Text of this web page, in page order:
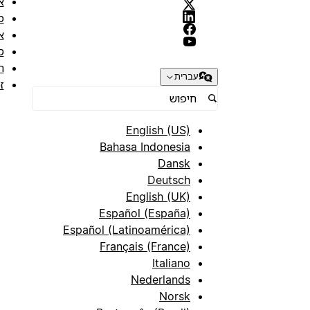
עברית
English (US)
Bahasa Indonesia
Dansk
Deutsch
English (UK)
Español (España)
Español (Latinoamérica)
Français (France)
Italiano
Nederlands
Norsk